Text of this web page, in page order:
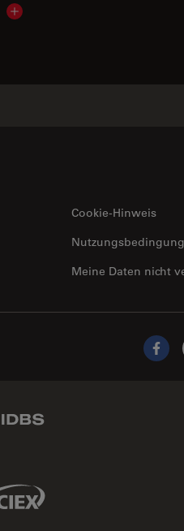
Show local contacts
Cookie-Hinweis
Meine Daten nicht
Sciex Link